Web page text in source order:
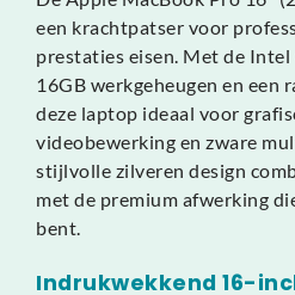
een krachtpatser voor
prestaties eisen. Met de
16GB werkgeheugen en een
deze laptop ideaal voor
videobewerking en zware
stijlvolle zilveren design
met de premium afwerking
bent.
Indrukwekkend 16-